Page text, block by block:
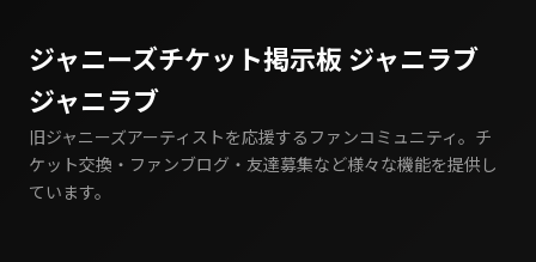
ジャニーズチケット掲示板 ジャニラブ
ジャニラブ
旧ジャニーズアーティストを応援するファンコミュニティ。チ
ケット交換・ファンブログ・友達募集など様々な機能を提供し
ています。